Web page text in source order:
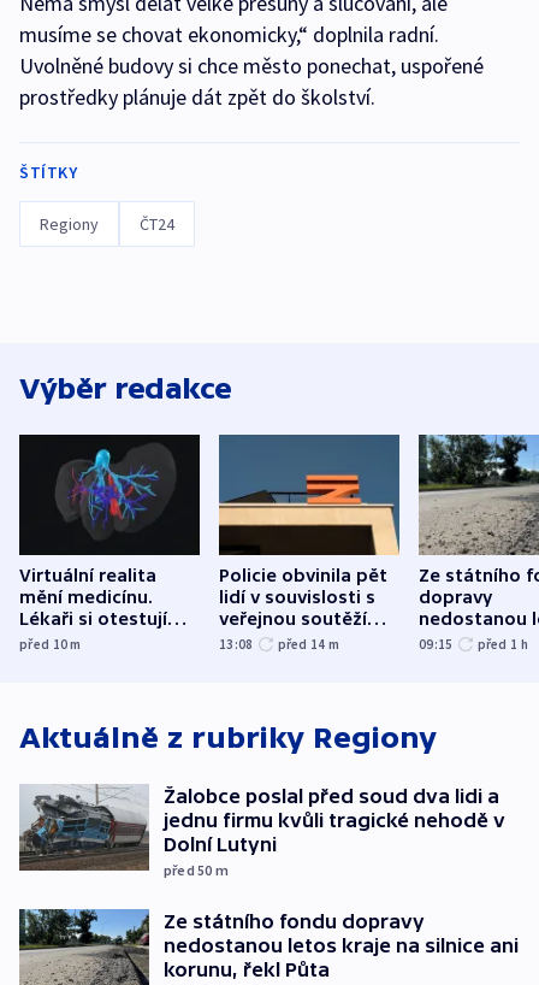
musíme se chovat ekonomicky,“ doplnila radní.
Uvolněné budovy si chce město ponechat, uspořené
prostředky plánuje dát zpět do školství.
ŠTÍTKY
Regiony ČT24
Výběr redakce
Virtuální realita
mění medicínu.
Lékaři si otestují
každý řez, říká
před 10m
Policie obvinila pět
lidí v souvislosti s
veřejnou soutěží
Správy železnic
13:08 před 14 m
Ze státního
dopravy
nedostanou
kraje na
09:15 před 1 h
Aktuálně z rubriky Regiony
Žalobce poslal před soud dva lidi a
jednu firmu kvůli tragické nehodě v
Dolní Lutyni
před 50 m
Ze státního fondu dopravy
nedostanou letos kraje na silnice ani
korunu, řekl Půta